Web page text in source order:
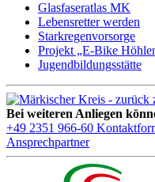
Glasfaseratlas MK
Lebensretter werden
Starkregenvorsorge
Projekt „E-Bike
Jugendbildungsstätte
Bei weiteren Anliegen
+49 2351 966-60
Ansprechpartner